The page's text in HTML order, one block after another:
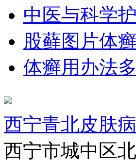
中医与科学
股藓图片体
体癣用办法
西宁青北皮肤
西宁市城中区